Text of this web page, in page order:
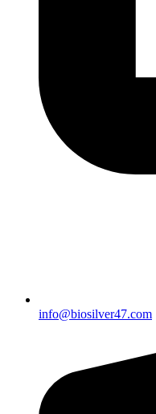
info@biosilver47.com